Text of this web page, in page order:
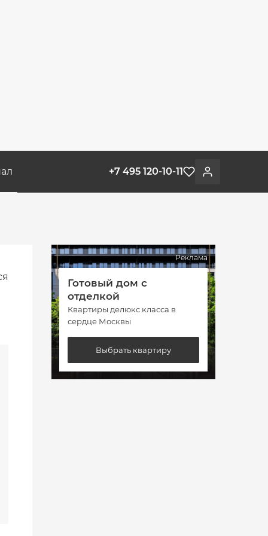
Войти
Избранное
+7 495 120-10-11
Реклама
Готовый дом с
отделкой
Квартиры делюкс класса в
сердце Москвы
Выбрать квартиру